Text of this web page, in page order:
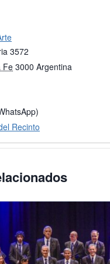
3572
Fe3000 Argentina
Recinto